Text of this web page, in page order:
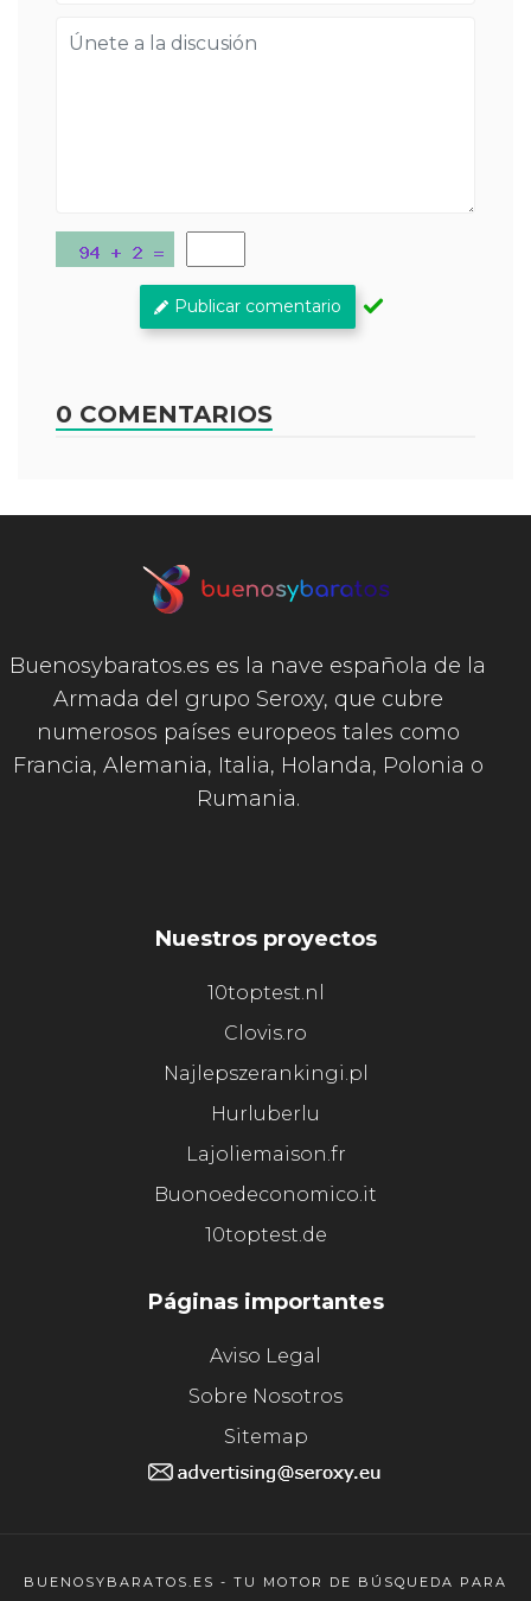
Publicar comentario
0 COMENTARIOS
Buenosybaratos.es es la nave española de la
Armada del grupo Seroxy, que cubre
numerosos países europeos tales como
Francia, Alemania, Italia, Holanda, Polonia o
Rumania.
Nuestros proyectos
10toptest.nl
Clovis.ro
Najlepszerankingi.pl
Hurluberlu
Lajoliemaison.fr
Buonoedeconomico.it
10toptest.de
Páginas importantes
Aviso Legal
Sobre Nosotros
Sitemap
BUENOSYBARATOS.ES - TU MOTOR DE BÚSQUEDA PARA